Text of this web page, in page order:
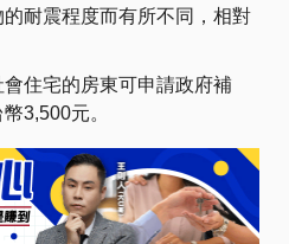
耐震程度而有所不同，相對
會住宅的房東可申請政府補
3,500元​​。